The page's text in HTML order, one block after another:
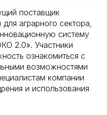
поставщик
аграрного сектора,
систему
2.0». Участники
ознакомиться с
возможностями
компании
и использования